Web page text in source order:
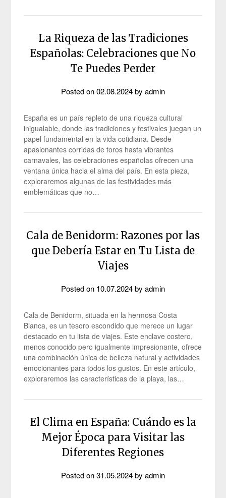
La Riqueza de las Tradiciones
Españolas: Celebraciones que No
Te Puedes Perder
Posted on02.08.2024by admin
España es un país repleto de una riqueza cultural
inigualable, donde las tradiciones y festivales juegan un
papel fundamental en la vida cotidiana. Desde
apasionantes corridas de toros hasta vibrantes
carnavales, las celebraciones españolas ofrecen una
ventana única hacia el alma del país. En esta pieza,
exploraremos algunas de las festividades más
emblemáticas que no…
Cala de Benidorm: Razones por las
que Debería Estar en Tu Lista de
Viajes
Posted on 10.07.2024by admin
Cala de Benidorm, situada en la hermosa Costa
Blanca, es un tesoro escondido que merece un lugar
destacado en tu lista de viajes. Este enclave costero,
menos conocido pero igualmente impresionante, ofrece
una combinación única de belleza natural y actividades
emocionantes para todos los gustos. En este artículo,
exploraremos las características de la playa, las…
El Clima en España: Cuándo es la
Mejor Época para Visitar las
Diferentes Regiones
Posted on31.05.2024by admin